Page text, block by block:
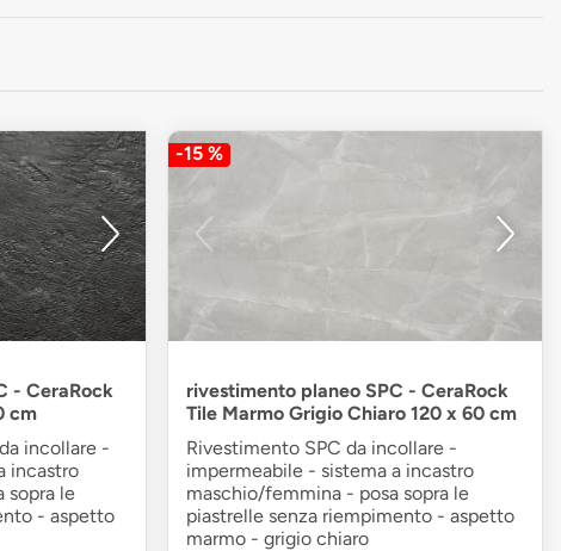
- CeraRock
cm
incollare -
incastro
sopra le
- aspetto
-15 %
rivestimento planeo SPC - CeraRock
Tile Marmo Grigio Chiaro 120 x 60 cm
Rivestimento SPC da incollare -
impermeabile - sistema a incastro
maschio/femmina - posa sopra le
piastrelle senza riempimento - aspetto
marmo - grigio chiaro